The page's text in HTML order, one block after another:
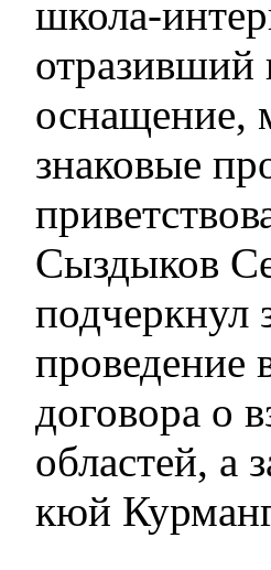
школа-
отразивший
оснащение,
знаковые
Сыздыков
подчеркнул
проведение
договора о
областей, а
кюй